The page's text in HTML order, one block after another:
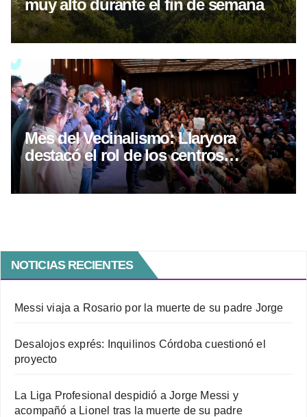
muy alto durante el fin de semana
Mes del Vecinalismo: Llaryora
destacó el rol de los centros
vecinales
NOTICIAS RECIENTES
Messi viaja a Rosario por la muerte de su padre Jorge
Desalojos exprés: Inquilinos Córdoba cuestionó el
proyecto
La Liga Profesional despidió a Jorge Messi y
acompañó a Lionel tras la muerte de su padre